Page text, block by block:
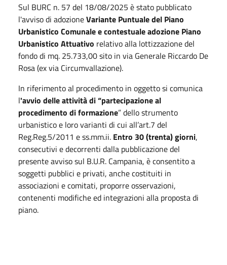
Sul BURC n. 57 del 18/08/2025 è stato pubblicato
l'avviso di adozioneVariante Puntuale del Piano
Urbanistico Comunale e contestuale adozione Piano
Urbanistico Attuativo relativo alla lottizzazione del
fondo di mq. 25.733,00 sito in via Generale Riccardo De
Rosa (ex via Circumvallazione).
In riferimento al procedimento in oggetto si comunica
l'avvio delle attività di “partecipazione al
procedimento di formazione” dello strumento
urbanistico e loro varianti di cui all’art.7 del
Reg.Reg.5/2011 e ss.mm.ii. Entro 30 (trenta) giorni,
consecutivi e decorrenti dalla pubblicazione del
presente avviso sul B.U.R. Campania, è consentito a
soggetti pubblici e privati, anche costituiti in
associazioni e comitati, proporre osservazioni,
contenenti modifiche ed integrazioni alla proposta di
piano.